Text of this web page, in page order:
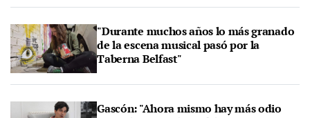
"Durante muchos años lo más granado
de la escena musical pasó por la
Taberna Belfast"
Gascón: "Ahora mismo hay más odio